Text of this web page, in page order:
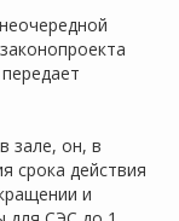
зале, он, в
срока действия
и